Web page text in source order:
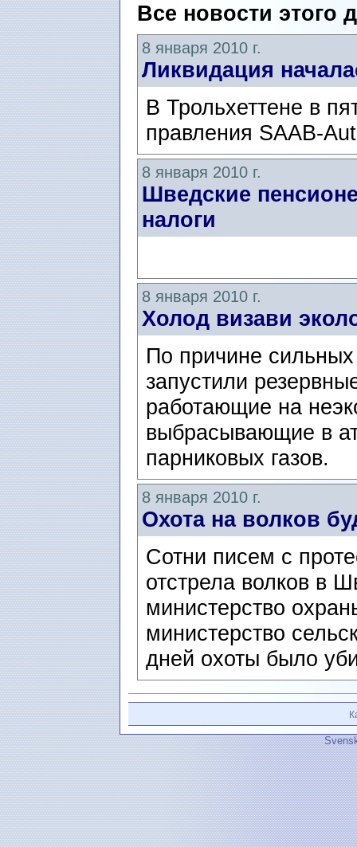
Все новости этого
8 января 2010 г.
Ликвидация
В Трольхеттене в
правления SAAB-
8 января 2010 г.
Шведские
налоги
8 января 2010 г.
Холод визави
По причине
запустили
работающие на
выбрасывающие в
парниковых газов.
8 января 2010 г.
Охота на волков
Сотни писем с
отстрела волков в
министерство
министерство
дней охоты было